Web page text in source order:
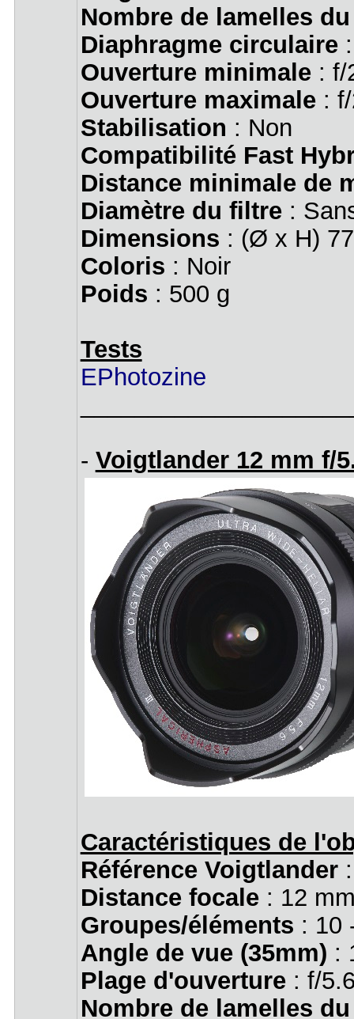
Nombre de lamelles
Diaphragme circulaire:
Ouverture minimale: f/
Ouverture maximale: f/
Stabilisation : Non
Compatibilité Fast
Distance minimale de
Diamètre du filtre:
Dimensions : (Ø x H)
Coloris : Noir
Poids : 500 g
Tests
EPhotozine
- Voigtlander 12 mm f/
Caractéristiques de
Référence Voigtlander:
Distance focale: 12
Groupes/éléments : 10
Angle de vue (35mm) :
Plage d'ouverture: f/
Nombre de lamelles